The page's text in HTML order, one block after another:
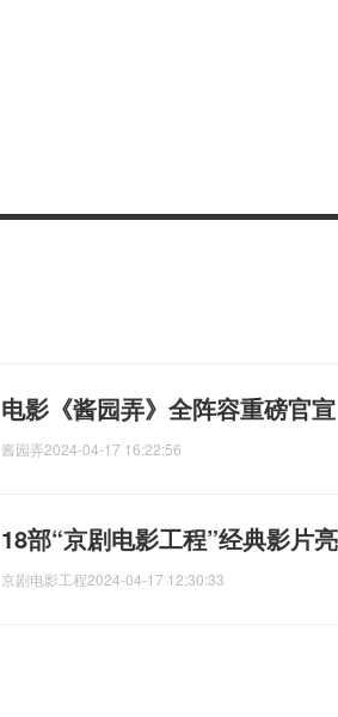
电影《酱园弄》全阵容重磅官宣
酱园弄2024-04-17 16:22:56
18部“京剧电影工程”经典影片
京剧电影工程2024-04-17 12:30:33